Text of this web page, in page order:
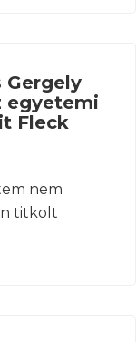
Gergely
egyetemi
Fleck
nem
titkolt